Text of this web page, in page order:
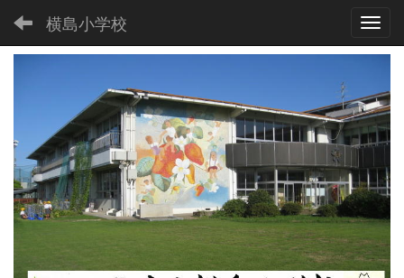
横島小学校